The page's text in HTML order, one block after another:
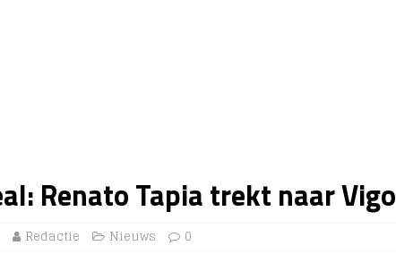
Renato Tapia trekt naar Vigo
Redactie Nieuws 0